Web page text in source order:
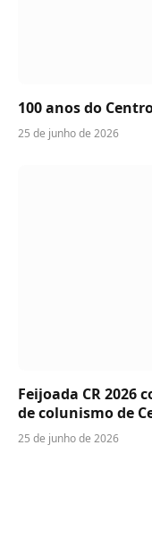
100 anos do
25 de junho de 2026
Feijoada CR 2026
de colunismo de
25 de junho de 2026